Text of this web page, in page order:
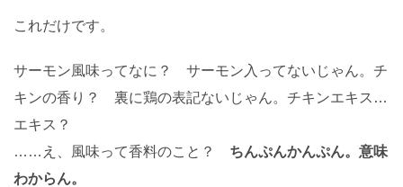
これだけです。
サーモン風味ってなに？ サーモン入ってないじゃん。チ
キンの香り？ 裏に鶏の表記ないじゃん。チキンエキス…
エキス？
……え、風味って香料のこと？ ちんぷんかんぷん。意味
わからん。